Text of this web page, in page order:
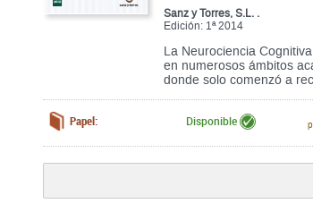
Sanz y Torres, S.L. .
Edición: 1ª 2014
La Neurociencia
en numerosos ámbitos
donde solo comenzó a
Papel: Disponible